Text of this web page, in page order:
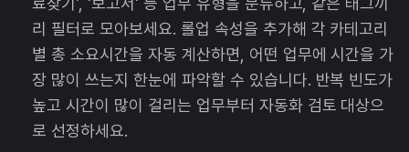
리 필터로 모아보세요. 롤업 속성을 추가해 각 카테고리
별 총 소요시간을 자동 계산하면, 어떤 업무에 시간을 가
장 많이 쓰는지 한눈에 파악할 수 있습니다. 반복 빈도가
높고 시간이 많이 걸리는 업무부터 자동화 검토 대상으
로 선정하세요.